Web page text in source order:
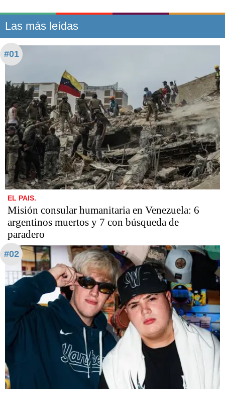
Las más leídas
#01
EL PAIS.
Misión consular humanitaria en Venezuela: 6
argentinos muertos y 7 con búsqueda de
paradero
#02